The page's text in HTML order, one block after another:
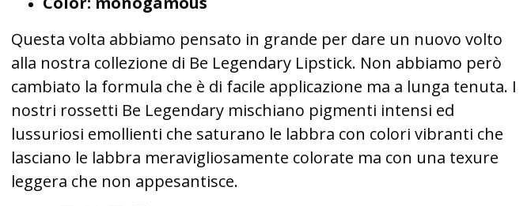
Questa volta abbiamo pensato in grande per dare un nuovo volto
alla nostra collezione di Be Legendary Lipstick. Non abbiamo però
cambiato la formula che è di facile applicazione ma a lunga tenuta. I
nostri rossetti Be Legendary mischiano pigmenti intensi ed
lussuriosi emollienti che saturano le labbra con colori vibranti che
lasciano le labbra meravigliosamente colorate ma con una texure
leggera che non appesantisce.